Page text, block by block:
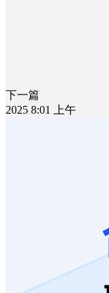
下一篇
2025 8:01 上午